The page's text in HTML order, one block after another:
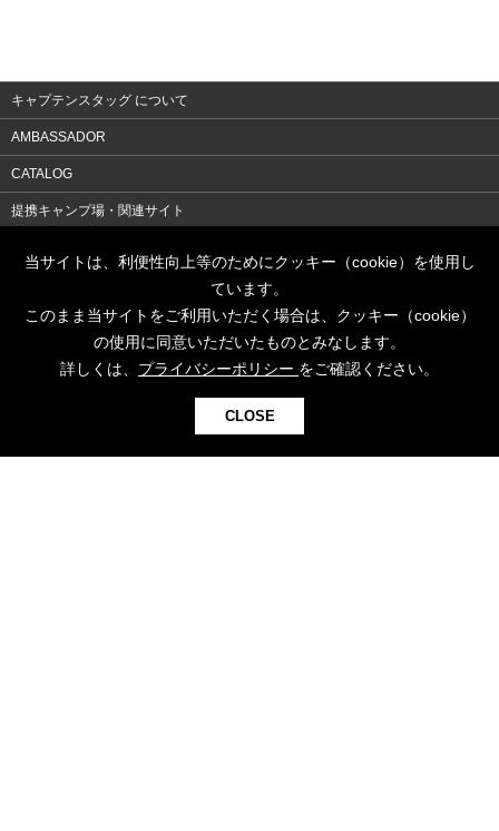
キャプテンスタッグ について
AMBASSADOR
CATALOG
提携キャンプ場・関連サイト
アイデア等のご提案について
採用情報
当サイトは、利便性向上等のためにクッキー（cookie）を使用し
ています。
このまま当サイトをご利用いただく場合は、クッキー（cookie）
の使用に同意いただいたものとみなします。
詳しくは、 プライバシーポリシー をご確認ください。
CLOSE